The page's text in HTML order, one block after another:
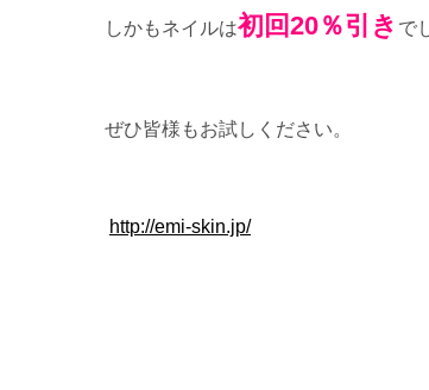
しかもネイルは初回20％引き で
ぜひ皆様もお試しください。
http://emi-skin.jp/